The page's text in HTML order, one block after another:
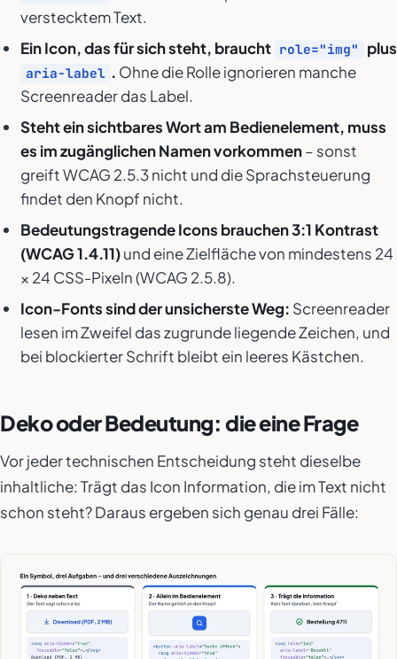
verstecktem Text.
Ein Icon, das für sich steht, braucht role="img" plus
aria-label . Ohne die Rolle ignorieren manche
Screenreader das Label.
Steht ein sichtbares Wort am Bedienelement, muss
es im zugänglichen Namen vorkommen– sonst
greift WCAG 2.5.3 nicht und die Sprachsteuerung
findet den Knopf nicht.
Bedeutungstragende Icons brauchen 3:1 Kontrast
(WCAG 1.4.11)und eine Zielfläche von mindestens 24
× 24 CSS-Pixeln (WCAG 2.5.8).
Icon-Fonts sind der unsicherste Weg: Screenreader
lesen im Zweifel das zugrunde liegende Zeichen, und
bei blockierter Schrift bleibt ein leeres Kästchen.
Deko oder Bedeutung: die eine Frage
Vor jeder technischen Entscheidung steht dieselbe
inhaltliche: Trägt das Icon Information, die im Text nicht
schon steht? Daraus ergeben sich genau drei Fälle: